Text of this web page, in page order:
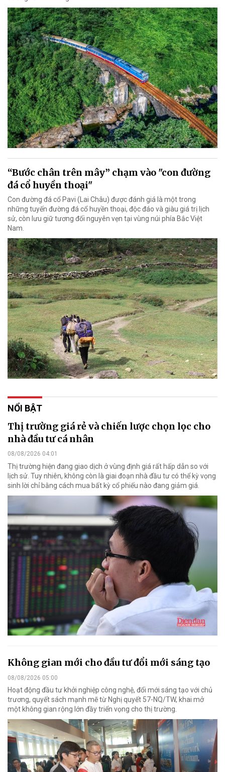
“Bước chân trên mây” chạm vào "con đường
đá cổ huyền thoại"
Con đường đá cổ Pavi (Lai Châu) được đánh giá là một trong
những tuyến đường đá cổ huyền thoại, độc đáo và giàu giá trị lịch
sử, còn lưu giữ tương đối nguyên vẹn tại vùng núi phía Bắc Việt
Nam.
NỔI BẬT
Thị trường giá rẻ và chiến lược chọn lọc cho
nhà đầu tư cá nhân
08/08/2026 04:01
Thị trường hiện đang giao dịch ở vùng định giá rất hấp dẫn so với
lịch sử. Tuy nhiên, không còn là giai đoạn nhà đầu tư có thể kỳ vọng
sinh lời chỉ bằng cách mua bất kỳ cổ phiếu nào đang giảm giá.
Không gian mới cho đầu tư đổi mới sáng tạo
08/08/2026 05:00
Hoạt động đầu tư khởi nghiệp công nghệ, đổi mới sáng tạo với chủ
trương, quyết sách mạnh mẽ từ Nghị quyết 57-NQ/TW, khai mở
một không gian rộng lớn đầy triển vọng cho thị trường.